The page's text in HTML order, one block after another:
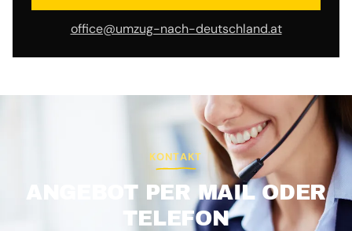
office@umzug-nach-deutschland.at
KONTAKT
ANGEBOT PER MAIL ODER
TELEFON